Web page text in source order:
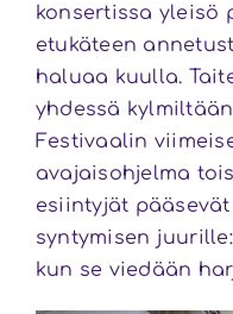
konsertissa yleisö
etukäteen
haluaa kuulla.
yhdessä
Festivaalin
avajaisohjelma
esiintyjät
syntymisen
kun se viedään